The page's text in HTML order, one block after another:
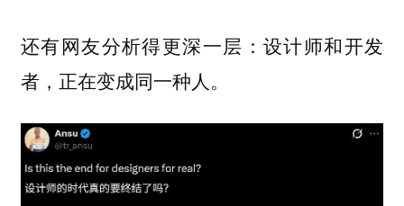
还有网友分析得更深一层：设计师和开发
者，正在变成同一种人。